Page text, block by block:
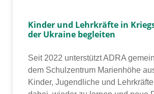
Kinder und Lehrkräfte in
der Ukraine begleiten
Seit 2022 unter­stützt ADRA
dem Schulzentrum Marienhöhe
Kinder, Jugendliche und